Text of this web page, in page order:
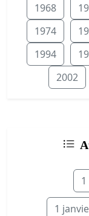
1968
1974
1994
2002
1